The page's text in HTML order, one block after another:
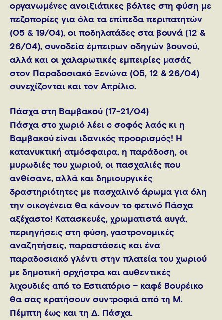
οργανωμένες ανοιξιάτικες βόλτες στη φύση με
πεζοπορίες για όλα τα επίπεδα περιπατητών
(05 & 19/04), οι ποδηλατάδες στα βουνά (12 &
26/04), συνοδεία έμπειρων οδηγών βουνού,
αλλά και οι χαλαρωτικές εμπειρίες μασάζ
στον Παραδοσιακό Ξενώνα (05, 12 & 26/04)
συνεχίζονται και τον Απρίλιο.
Πάσχα στη Βαμβακού (17-21/04)
Πάσχα στο χωριό λέει ο σοφός λαός κι η
Βαμβακού είναι ιδανικός προορισμός! Η
κατανυκτική ατμόσφαιρα, η παράδοση, οι
μυρωδιές του χωριού, οι πασχαλιές που
ανθίσανε, αλλά και δημιουργικές
δραστηριότητες με πασχαλινό άρωμα για όλη
την οικογένεια θα κάνουν το φετινό Πάσχα
αξέχαστο! Κατασκευές, χρωματιστά αυγά,
περιηγήσεις στη φύση, γαστρονομικές
αναζητήσεις, παραστάσεις και ένα
παραδοσιακό γλέντι στην πλατεία του χωριού
με δημοτική ορχήστρα και αυθεντικές
λιχουδιές από το Εστιατόριο – καφέ Βουρέικο
θα σας κρατήσουν συντροφιά από τη Μ.
Πέμπτη έως και τη Δ. Πάσχα.